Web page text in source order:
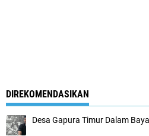
DIREKOMENDASIKAN
Desa Gapura Timur Dalam